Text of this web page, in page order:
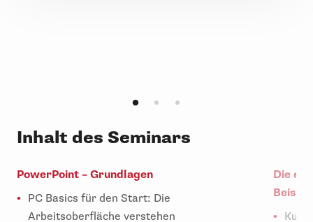
Inhalt des Seminars
PowerPoint – Grundlagen
PC Basics für den Start: Die
Arbeitsoberfläche verstehen
Die